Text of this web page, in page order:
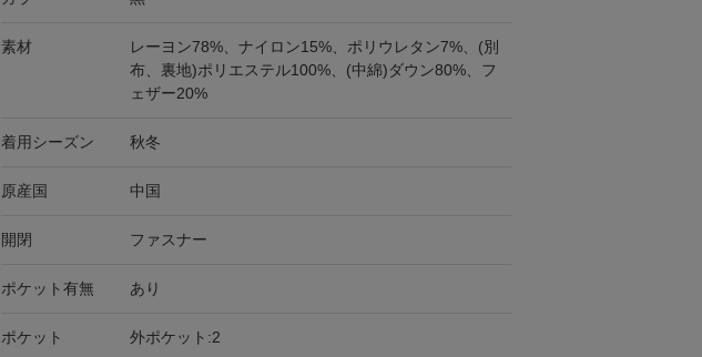
素材
レーヨン78%、ナイロン15%、ポリウレタン7%、(別
布、裏地)ポリエステル100%、(中綿)ダウン80%、フ
ェザー20%
着用シーズン 秋冬
原産国 中国
開閉 ファスナー
ポケット有無 あり
ポケット 外ポケット:2